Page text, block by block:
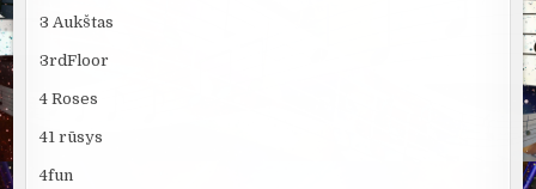
3 Aukštas
3rdFloor
4 Roses
41 rūsys
4fun